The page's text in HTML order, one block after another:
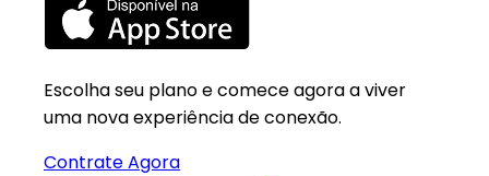
Escolha seu plano e comece agora a viver
uma nova experiência de conexão.
Contrate Agora